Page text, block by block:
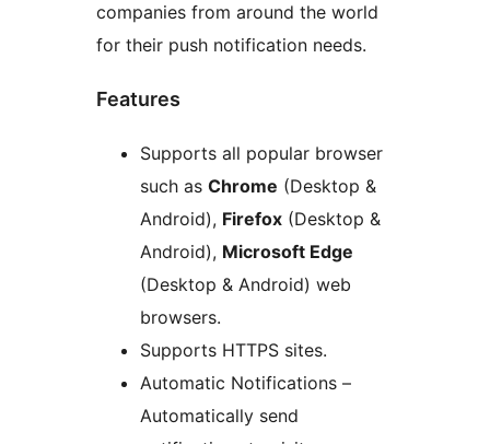
companies from around the world
for their push notification needs.
Features
Supports all popular browser
such as Chrome (Desktop &
Android), Firefox (Desktop &
Android), Microsoft Edge
(Desktop & Android) web
browsers.
Supports HTTPS sites.
Automatic Notifications –
Automatically send